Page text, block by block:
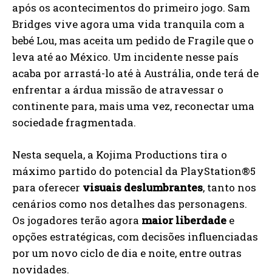
após os acontecimentos do primeiro jogo. Sam
Bridges vive agora uma vida tranquila com a
bebé Lou, mas aceita um pedido de Fragile que o
leva até ao México. Um incidente nesse país
acaba por arrastá-lo até à Austrália, onde terá de
enfrentar a árdua missão de atravessar o
continente para, mais uma vez, reconectar uma
sociedade fragmentada.
Nesta sequela, a Kojima Productions tira o
máximo partido do potencial da PlayStation®5
para oferecer visuais deslumbrantes, tanto nos
cenários como nos detalhes das personagens.
Os jogadores terão agora maior liberdade e
opções estratégicas, com decisões influenciadas
por um novo ciclo de dia e noite, entre outras
novidades.